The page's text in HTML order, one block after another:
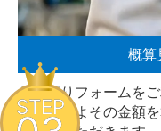
概算
お見積りフォームを
からおおよその金額
STEP